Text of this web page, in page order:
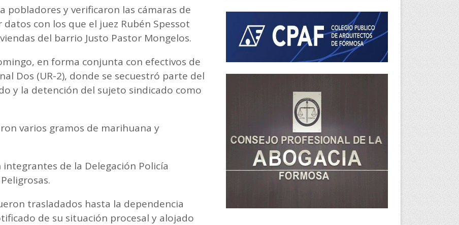
pobladores y verificaron las cámaras de
con los que el juez Rubén Spessot
del barrio Justo Pastor Mongelos.
en forma conjunta con efectivos de
Dos (UR-2), donde se secuestró parte del
y la detención del sujeto sindicado como
varios gramos de marihuana y
de la Delegación Policía
trasladados hasta la dependencia
de su situación procesal y alojado